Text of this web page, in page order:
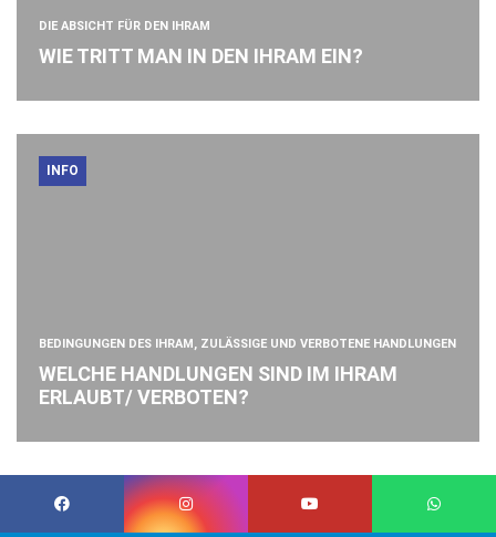
DIE ABSICHT FÜR DEN IHRAM
WIE TRITT MAN IN DEN IHRAM EIN?
INFO
BEDINGUNGEN DES IHRAM, ZULÄSSIGE UND VERBOTENE HANDLUNGEN
WELCHE HANDLUNGEN SIND IM IHRAM
ERLAUBT/ VERBOTEN?